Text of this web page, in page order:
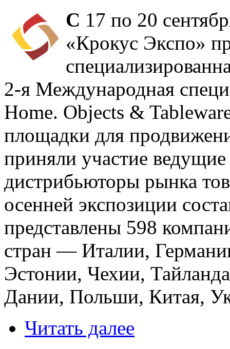
С 17 по 20
«Крокус Экспо»
2-я Международная
Home. Objects &
площадки для
приняли участие
дистрибьюторы рынка
осенней экспозиции
представлены 598
стран — Италии,
Эстонии, Чехии,
Дании, Польши, Китая,
Читать далее